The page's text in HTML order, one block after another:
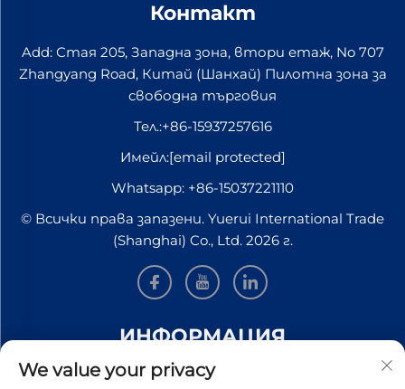
Контакт
Add: Стая 205, Западна зона, втори етаж, No 707
Zhangyang Road, Китай (Шанхай) Пилотна зона за
свободна търговия
Тел.:+86-15937257616
Имейл:[email protected]
Whatsapp: +86-15037221110
© Всички права запазени. Yuerui International Trade
(Shanghai) Co., Ltd. 2026 г.
ИНФОРМАЦИЯ
Запишете се, за да получавате нашия седмичен
We value your privacy